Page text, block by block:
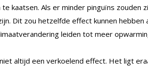
kaatsen. Als er minder pinguïns zouden
Dit zou hetzelfde effect kunnen
leiden tot meer
altijd een verkoelend effect. Het ligt